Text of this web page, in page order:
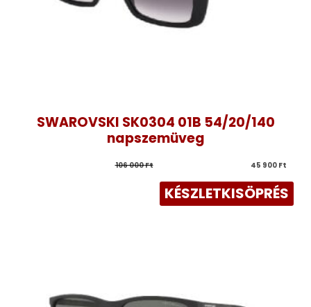
SWAROVSKI SK0304 01B 54/20/140
napszemüveg
106 000 Ft 45 900 Ft
KÉSZLETKISÖPRÉS